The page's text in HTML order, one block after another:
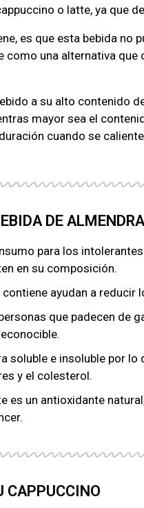
o latte, ya que
es que esta bebida no
como una alternativa
a su alto contenido
mayor sea el
cuando se
DE
para los
en su composición.
ayudan a
que padecen de
soluble e insoluble por
y el colesterol.
es un antioxidante
CAPPUCCINO